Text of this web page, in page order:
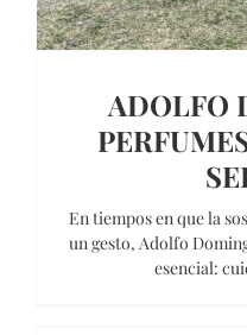
ADOLFO
En tiempos en que la
un gesto, Adolfo
esencial: